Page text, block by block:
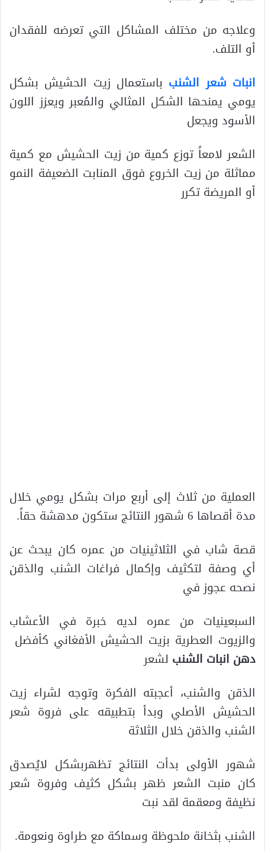
وعلاجه من مختلف المشاكل التي تعرضه للفقدان
أو التلف.
انبات شعر الشنب باستعمال زيت الحشيش بشكل
يومي يمنحها الشكل المثالي والمُعبر ويعزز اللون
الأسود ويجعل
الشعر لامعاً توزع كمية من زيت الحشيش مع كمية
مماثلة من زيت الخروع فوق المنابت الضعيفة النمو
أو المريضة تكرر
العملية من ثلاث إلى أربع مرات بشكل يومي خلال
مدة أقصاها 6 شهور النتائج ستكون مدهشة حقاً.
قصة شاب في الثلاثينيات من عمره كان يبحث عن
أي وصفة لتكثيف وإكمال فراغات الشنب والذقن
نصحه عجوز في
السبعينيات من عمره لديه خبرة في الأعشاب
والزيوت العطرية بزيت الحشيش الأفغاني كأفضل
دهن انبات الشنب لشعر
الذقن والشنب، أعجبته الفكرة وتوجه لشراء زيت
الحشيش الأصلي وبدأ بتطبيقه على فروة شعر
الشنب والذقن خلال الثلاثة
شهور الأولى بدأت النتائج تظهربشكل لايُصدق
كان منبت الشعر ظهر بشكل كثيف وفروة شعر
نظيفة ومعقمة لقد نبت
الشنب بثخانة ملحوظة وسماكة مع طراوة ونعومة.